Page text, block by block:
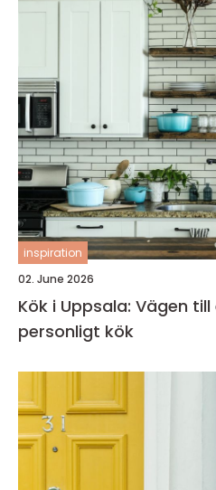
inspiration
02. June 2026
Kök i Uppsala: Vägen
personligt kök